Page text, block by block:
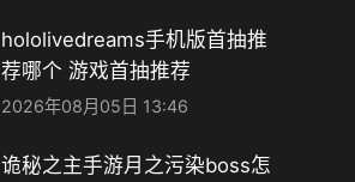
hololivedreams手机版首抽推
荐哪个 游戏首抽推荐
2026年08月05日 13:46
诡秘之主手游月之污染boss怎